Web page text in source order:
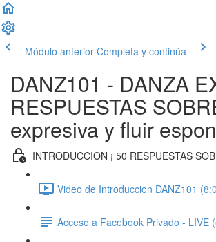
Módulo anterior Completa y continúa
DANZ101 - DANZA
RESPUESTAS
expresiva y fluir
INTRODUCCION ¡ 50 RESPUESTAS
Video de Introduccion DANZ101
Acceso a Facebook Privado - LIVE